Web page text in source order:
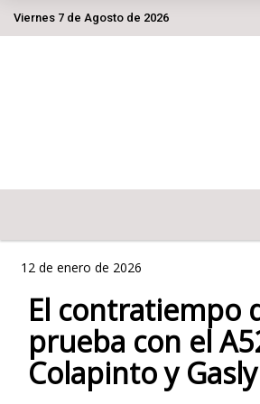
Viernes 7 de Agosto de 2026
12 de enero de 2026
El contratiempo
prueba con el
Colapinto y Gasly